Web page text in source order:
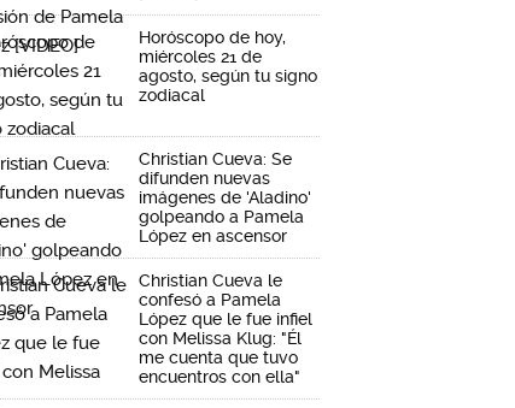
Horóscopo de hoy,
miércoles 21 de
agosto, según tu signo
zodiacal
Christian Cueva: Se
difunden nuevas
imágenes de 'Aladino'
golpeando a Pamela
López en ascensor
Christian Cueva le
confesó a Pamela
López que le fue infiel
con Melissa Klug: "Él
me cuenta que tuvo
encuentros con ella"